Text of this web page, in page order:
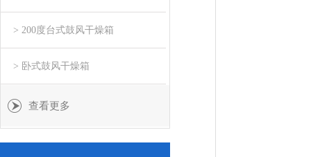
> 200度台式鼓风干燥箱
> 卧式鼓风干燥箱
查看更多